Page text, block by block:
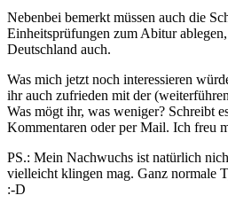
Nebenbei bemerkt müssen auch die
Einheitsprüfungen zum Abitur
Deutschland auch.
Was mich jetzt noch interessieren
ihr auch zufrieden mit der
Was mögt ihr, was weniger? Schreibt
Kommentaren oder per Mail. Ich freu
PS.: Mein Nachwuchs ist natürlich
vielleicht klingen mag. Ganz normale
:-D